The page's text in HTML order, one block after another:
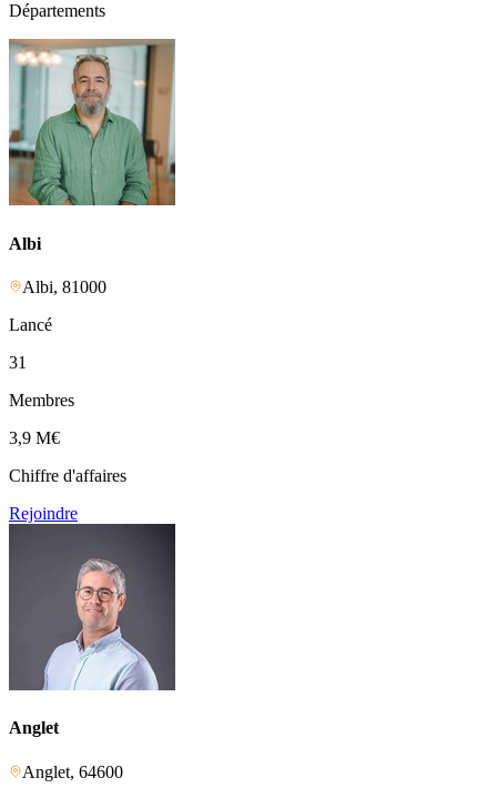
Départements
Albi
Albi, 81000
Lancé
31
Membres
3,9 M€
Chiffre d'affaires
Rejoindre
Anglet
Anglet, 64600